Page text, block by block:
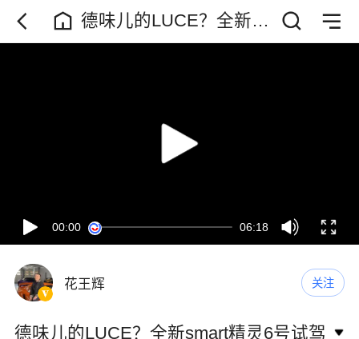
德味儿的LUCE？全新
smart精灵6号试驾体验
00:00 06:18
花王辉 关注
德味儿的LUCE？全新smart精灵6号试驾